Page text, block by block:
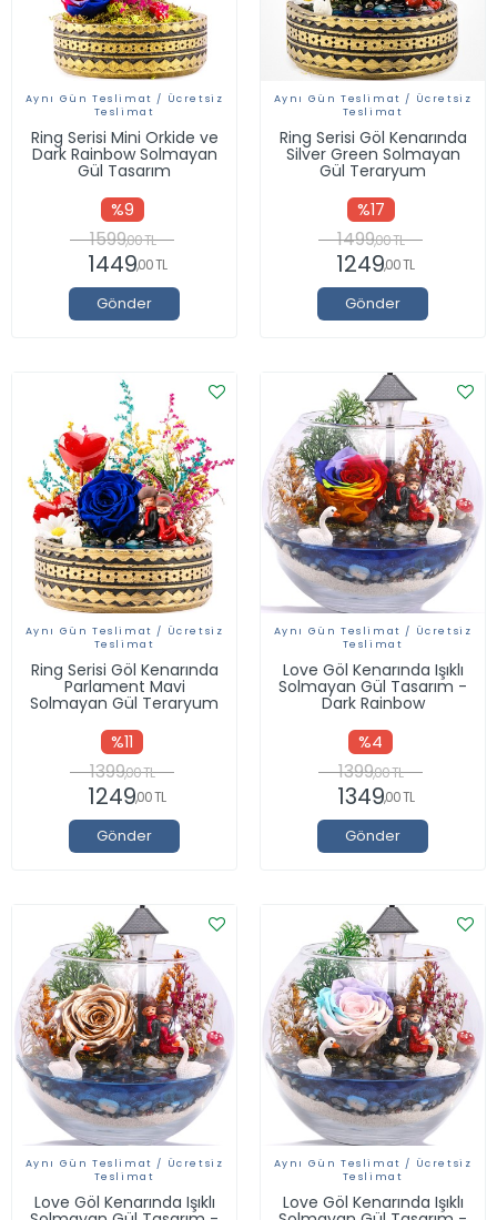
Aynı Gün Teslimat / Ücretsiz
Teslimat
Ring Serisi Mini Orkide ve
Dark Rainbow Solmayan
Gül Tasarım
%9
1599,00 TL
1449,00 TL
Gönder
Aynı Gün Teslimat / Ücretsiz
Teslimat
Ring Serisi Göl Kenarında
Silver Green Solmayan
Gül Teraryum
%17
1499,00 TL
1249,00 TL
Gönder
Aynı Gün Teslimat / Ücretsiz
Teslimat
Ring Serisi Göl Kenarında
Parlament Mavi
Solmayan Gül Teraryum
%11
1399,00 TL
1249,00 TL
Gönder
Aynı Gün Teslimat / Ücretsiz
Teslimat
Love Göl Kenarında Işıklı
Solmayan Gül Tasarım -
Dark Rainbow
%4
1399,00 TL
1349,00 TL
Gönder
Aynı Gün Teslimat / Ücretsiz
Teslimat
Love Göl Kenarında Işıklı
Aynı Gün Teslimat / Ücretsiz
Teslimat
Love Göl Kenarında Işıklı